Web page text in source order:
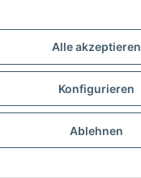
Alle akzeptieren
Konfigurieren
Ablehnen